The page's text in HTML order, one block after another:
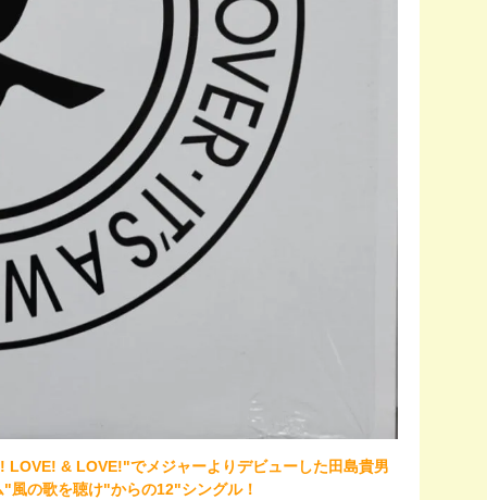
& LOVE!"でメジャーよりデビューした田島貴男
風の歌を聴け"からの12"シングル！